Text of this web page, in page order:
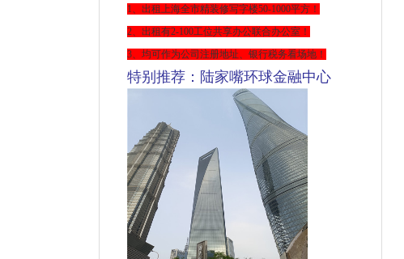
1、出租上海全市精装修写字楼50-1000平方 ！
2、出租有2-100工位共享办公联合办公室！
3、均可作为公司注册地址、银行税务看场地！
特别推荐：陆家嘴环球金融中心